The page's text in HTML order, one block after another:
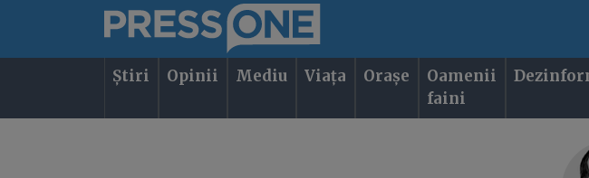
Știri Opinii Mediu Viața Orașe
Oamenii
faini